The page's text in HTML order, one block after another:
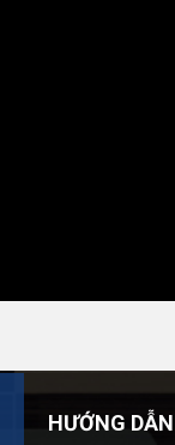
HƯỚNG DẪN